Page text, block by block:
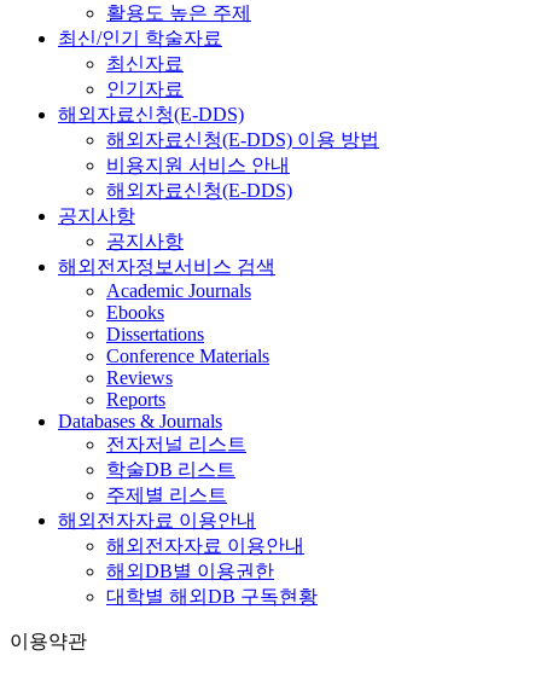
활용도 높은 주제
최신/인기 학술자료
최신자료
인기자료
해외자료신청(E-DDS)
해외자료신청(E-DDS) 이용 방법
비용지원 서비스 안내
해외자료신청(E-DDS)
공지사항
공지사항
해외전자정보서비스 검색
Academic Journals
Ebooks
Dissertations
Conference Materials
Reviews
Reports
Databases & Journals
전자저널 리스트
학술DB 리스트
주제별 리스트
해외전자자료 이용안내
해외전자자료 이용안내
해외DB별 이용권한
대학별 해외DB 구독현황
이용약관